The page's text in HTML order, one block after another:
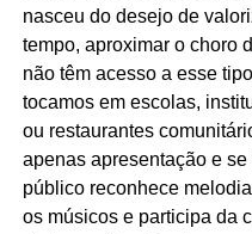
nasceu do desejo de
tempo, aproximar o choro
não têm acesso a esse
tocamos em escolas,
ou restaurantes
apenas apresentação e
público reconhece
os músicos e participa da